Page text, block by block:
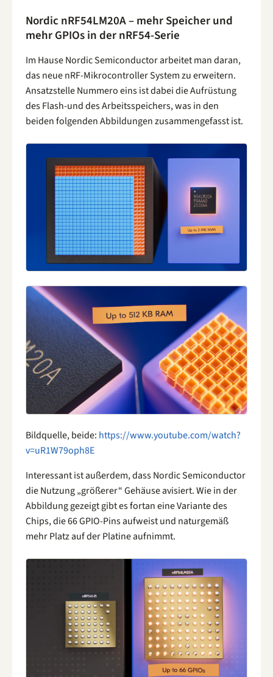
Nordic nRF54LM20A – mehr Speicher und
mehr GPIOs in der nRF54-Serie
Im Hause Nordic Semiconductor arbeitet man daran,
das neue nRF-Mikrocontroller System zu erweitern.
Ansatzstelle Nummero eins ist dabei die Aufrüstung
des Flash-und des Arbeitsspeichers, was in den
beiden folgenden Abbildungen zusammengefasst ist.
Bildquelle, beide: https://www.youtube.com/watch?
v=uR1W79oph8E
Interessant ist außerdem, dass Nordic Semiconductor
die Nutzung „größerer“ Gehäuse avisiert. Wie in der
Abbildung gezeigt gibt es fortan eine Variante des
Chips, die 66 GPIO-Pins aufweist und naturgemäß
mehr Platz auf der Platine aufnimmt.